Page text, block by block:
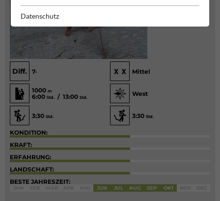
Diff. 7- Mittel
1000 m
6:00 Std. / 13:00 Std.
West
3:30 Std. 3:30 Std.
KONDITION:
KRAFT:
ERFAHRUNG:
LANDSCHAFT:
BESTE JAHRESZEIT:
JUN JUL AUG SEP OKT
Datenschutz